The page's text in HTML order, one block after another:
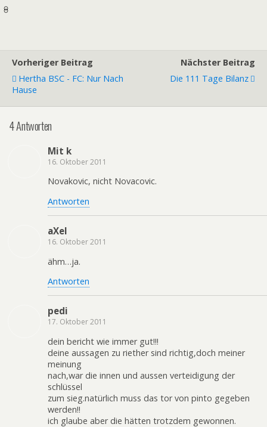
Vorheriger Beitrag
Hertha BSC - FC: Nur Nach
Hause
Nächster Beitrag
Die 111 Tage Bilanz
4 Antworten
Mit k
16. Oktober 2011
Novakovic, nicht Novacovic.
Antworten
aXel
16. Oktober 2011
ähm…ja.
Antworten
pedi
17. Oktober 2011
dein bericht wie immer gut!!!
deine aussagen zu riether sind richtig,doch meiner
meinung
nach,war die innen und aussen verteidigung der
schlüssel
zum sieg.natürlich muss das tor von pinto gegeben
werden!!
ich glaube aber die hätten trotzdem gewonnen.